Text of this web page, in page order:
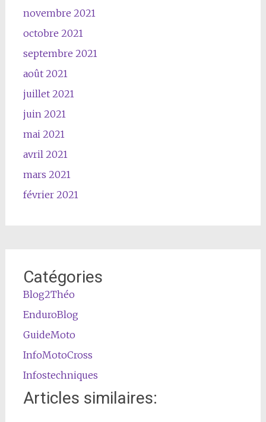
novembre 2021
octobre 2021
septembre 2021
août 2021
juillet 2021
juin 2021
mai 2021
avril 2021
mars 2021
février 2021
Catégories
Blog2Théo
EnduroBlog
GuideMoto
InfoMotoCross
Infostechniques
Articles similaires: